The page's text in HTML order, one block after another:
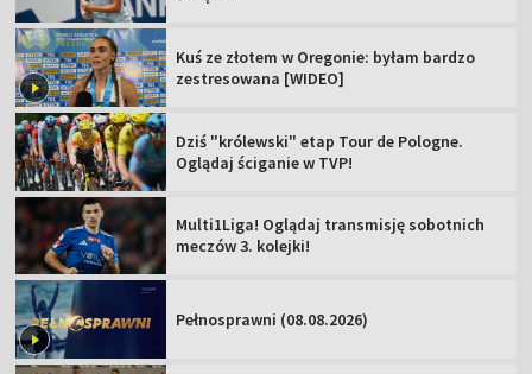
Kuś ze złotem w Oregonie: byłam bardzo
zestresowana [WIDEO]
Dziś "królewski" etap Tour de Pologne.
Oglądaj ściganie w TVP!
Multi1Liga! Oglądaj transmisję sobotnich
meczów 3. kolejki!
Pełnosprawni (08.08.2026)